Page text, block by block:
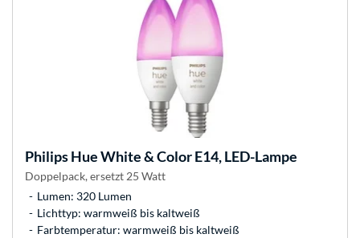
Philips HueWhite & Color E14, LED-Lampe
Doppelpack, ersetzt 25 Watt
Lumen: 320 Lumen
Lichttyp: warmweiß bis kaltweiß
Farbtemperatur: warmweiß bis kaltweiß